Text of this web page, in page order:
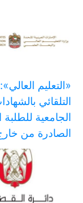
«التعليم
التلقائي
الجامعية للطلبة
الصادرة من